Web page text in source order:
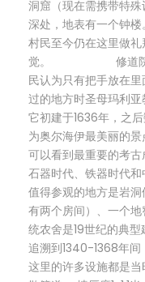
洞窟（现在需携带特
深处，地表有一个钟
村民至今仍在这里做
觉。 修道院钟楼
民认为只有把手放在
过的地方时圣母玛利亚
它初建于1636年，之
为奥尔海伊最美丽的
可以看到最重要的考
石器时代、铁器时代
值得参观的地方是岩
有两个房间）、一个
统农舍是19世纪的典
追溯到1340-1368年间
这里的许多设施都是